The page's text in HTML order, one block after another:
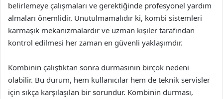
belirlemeye çalışmaları ve gerektiğinde profesyonel yardım
almaları önemlidir. Unutulmamalıdır ki, kombi sistemleri
karmaşık mekanizmalardır ve uzman kişiler tarafından
kontrol edilmesi her zaman en güvenli yaklaşımdır.
Kombinin çalıştıktan sonra durmasının birçok nedeni
olabilir. Bu durum, hem kullanıcılar hem de teknik servisler
için sıkça karşılaşılan bir sorundur. Kombinin durması,